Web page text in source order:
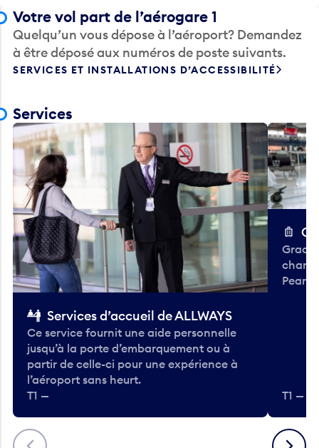
Votre vol part de l’aérogare 1
Quelqu’un vous dépose à l’aéroport? Demandez
à être déposé aux numéros de poste suivants.
SERVICES ET INSTALLATIONS D’ACCESSIBILITÉ
Services
Précédent
Services d’accueil de ALLWAYS
Ce service fournit une aide personnelle
jusqu’à la porte d’embarquement ou à
partir de celle-ci pour une expérience à
l’aéroport sans heurt.
T1 —
T1 —
Suivant